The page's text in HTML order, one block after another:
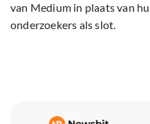
van Medium in plaats van
onderzoekers als slot.